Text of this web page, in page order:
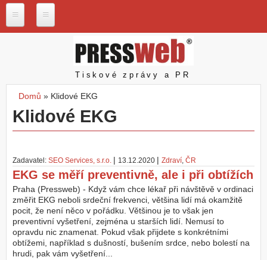
P
e
b
.
c
N
a
š
e
s
l
u
ž
b
Pressweb
Tiskové zprávy a PR
Jste zde
Domů » Klidové EKG
Klidové EKG
Zadavatel: SEO Services, s.r.o. | 13.12.2020 | Zdraví, ČR
EKG se měří preventivně, ale i při obtížích
Praha (Pressweb) - Když vám chce lékař při návštěvě v ordinaci
změřit EKG neboli srdeční frekvenci, většina lidí má okamžitě
pocit, že není něco v pořádku. Většinou je to však jen
preventivní vyšetření, zejména u starších lidí. Nemusí to
opravdu nic znamenat. Pokud však přijdete s konkrétními
obtížemi, například s dušností, bušením srdce, nebo bolestí na
hrudi, pak vám vyšetření...